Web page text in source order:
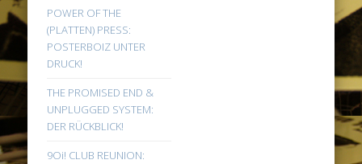
POWER OF THE
(PLATTEN) PRESS:
POSTERBOIZ UNTER
DRUCK!
THE PROMISED END &
UNPLUGGED SYSTEM:
DER RÜCKBLICK!
9Oi! CLUB REUNION: